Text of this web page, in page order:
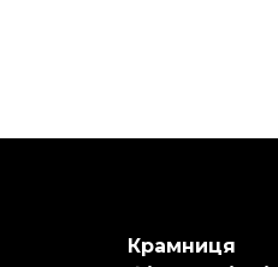
Крамниця